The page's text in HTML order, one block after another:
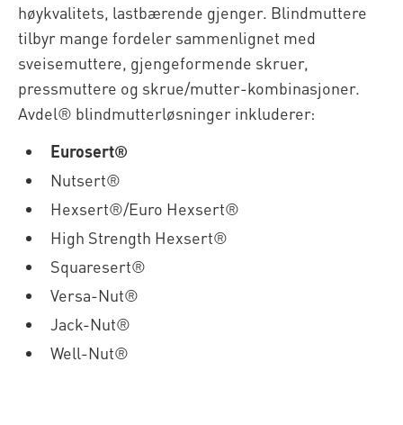
høykvalitets, lastbærende gjenger. Blindmuttere
tilbyr mange fordeler sammenlignet med
sveisemuttere, gjengeformende skruer,
pressmuttere og skrue/mutter-kombinasjoner.
Avdel® blindmutterløsninger inkluderer:
Eurosert®
Nutsert®
Hexsert®/Euro Hexsert®
High Strength Hexsert®
Squaresert®
Versa-Nut®
Jack-Nut®
Well-Nut®